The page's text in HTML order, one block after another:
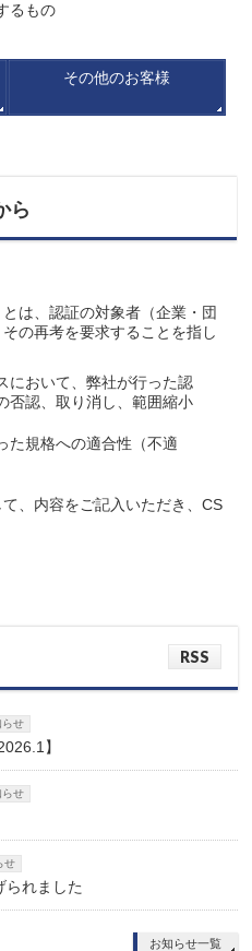
るもの
その他のお客様
ら
は、認証の対象者（企業・団
の再考を要求することを指し
において、弊社が行った認
否認、取り消し、範囲縮小
た規格への適合性（不適
、内容をご記入いただき、CS
RSS
らせ
】
らせ
せ
られました
お知らせ一覧